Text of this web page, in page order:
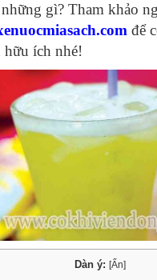
gì? Tham khảo
để
ích nhé!
Dàn ý: [Ẩn]